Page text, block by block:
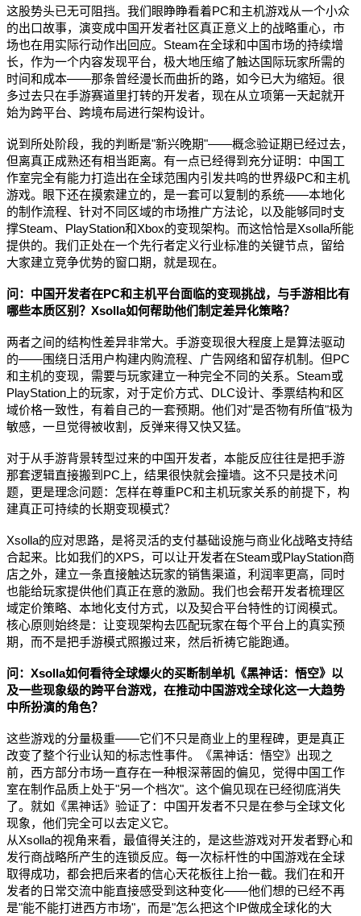
这股势头已无可阻挡。我们眼睁睁看着PC和主机游戏从一个小众
的出口故事，演变成中国开发者社区真正意义上的战略重心，市
场也在用实际行动作出回应。Steam在全球和中国市场的持续增
长，作为一个内容发现平台，极大地压缩了触达国际玩家所需的
时间和成本——那条曾经漫长而曲折的路，如今已大为缩短。很
多过去只在手游赛道里打转的开发者，现在从立项第一天起就开
始为跨平台、跨境布局进行架构设计。
说到所处阶段，我的判断是"新兴晚期"——概念验证期已经过去，
但离真正成熟还有相当距离。有一点已经得到充分证明：中国工
作室完全有能力打造出在全球范围内引发共鸣的世界级PC和主机
游戏。眼下还在摸索建立的，是一套可以复制的系统——本地化
的制作流程、针对不同区域的市场推广方法论，以及能够同时支
撑Steam、PlayStation和Xbox的变现架构。而这恰恰是Xsolla所能
提供的。我们正处在一个先行者定义行业标准的关键节点，留给
大家建立竞争优势的窗口期，就是现在。
问：中国开发者在PC和主机平台面临的变现挑战，与手游相比有
哪些本质区别？Xsolla如何帮助他们制定差异化策略？
两者之间的结构性差异非常大。手游变现很大程度上是算法驱动
的——围绕日活用户构建内购流程、广告网络和留存机制。但PC
和主机的变现，需要与玩家建立一种完全不同的关系。Steam或
PlayStation上的玩家，对于定价方式、DLC设计、季票结构和区
域价格一致性，有着自己的一套预期。他们对"是否物有所值"极为
敏感，一旦觉得被收割，反弹来得又快又猛。
对于从手游背景转型过来的中国开发者，本能反应往往是把手游
那套逻辑直接搬到PC上，结果很快就会撞墙。这不只是技术问
题，更是理念问题：怎样在尊重PC和主机玩家关系的前提下，构
建真正可持续的长期变现模式？
Xsolla的应对思路，是将灵活的支付基础设施与商业化战略支持结
合起来。比如我们的XPS，可以让开发者在Steam或PlayStation商
店之外，建立一条直接触达玩家的销售渠道，利润率更高，同时
也能给玩家提供他们真正在意的激励。我们也会帮开发者梳理区
域定价策略、本地化支付方式，以及契合平台特性的订阅模式。
核心原则始终是：让变现架构去匹配玩家在每个平台上的真实预
期，而不是把手游模式照搬过来，然后祈祷它能跑通。
问：Xsolla如何看待全球爆火的买断制单机《黑神话：悟空》以
及一些现象级的跨平台游戏，在推动中国游戏全球化这一大趋势
中所扮演的角色？
这些游戏的分量极重——它们不只是商业上的里程碑，更是真正
改变了整个行业认知的标志性事件。《黑神话：悟空》出现之
前，西方部分市场一直存在一种根深蒂固的偏见，觉得中国工作
室在制作品质上处于"另一个档次"。这个偏见现在已经彻底消失
了。就如《黑神话》验证了：中国开发者不只是在参与全球文化
现象，他们完全可以去定义它。
从Xsolla的视角来看，最值得关注的，是这些游戏对开发者野心和
发行商战略所产生的连锁反应。每一次标杆性的中国游戏在全球
取得成功，都会把后来者的信心天花板往上抬一截。我们在和开
发者的日常交流中能直接感受到这种变化——他们想的已经不再
是"能不能打进西方市场"，而是"怎么把这个IP做成全球化的大